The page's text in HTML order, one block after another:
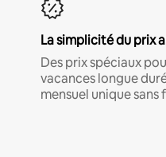
La simplicité du prix
Des prix spéciaux
vacances longue
mensuel unique